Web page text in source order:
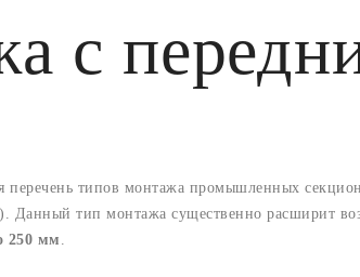
с
перечень типов монтажа промышленных
Данный тип монтажа существенно расширит
250 мм